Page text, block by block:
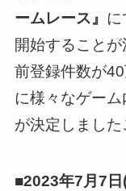
ームレース』 に
開始すること
前登録件数が
に様々なゲー
が決定しました
■2023年7月7日